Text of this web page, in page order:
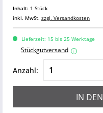
Inhalt: 1 Stück
inkl. MwSt. zzgl. Versandkosten
Lieferzeit: 15 bis 25 Werktage
Stückgutversand i
Anzahl:
IN DEN